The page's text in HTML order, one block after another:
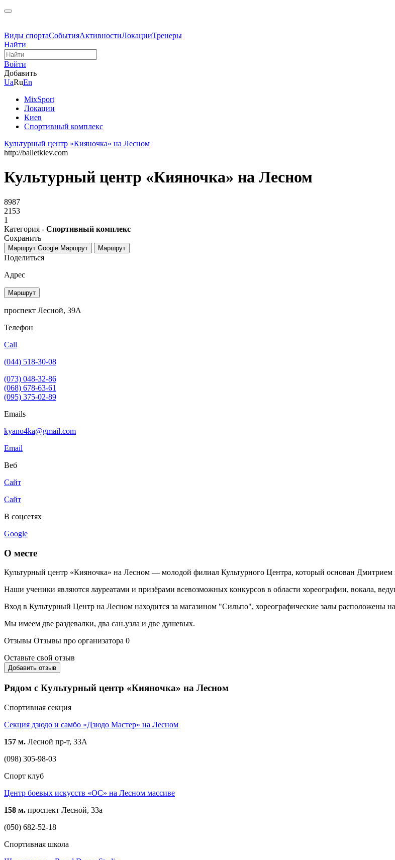
Виды спортаСобытияАктивностиЛокацииТренеры
Найти
Войти
Добавить
UaRuEn
MixSport
Локации
Киев
Спортивный комплекс
Культурный центр «Кияночка» на Лесном
http://balletkiev.com
Культурный центр «Кияночка» на Лесном
8987
2153
1
Категория - Спортивный комплекс
Сохранить
Маршрут Google Маршрут Маршрут
Поделиться
Адрес
Маршрут
проспект Лесной, 39А
Телефон
Call
(044) 518-30-08
(073) 048-32-86
(068) 678-63-61
(095) 375-02-89
Emails
kyano4ka@gmail.com
Email
Веб
Сайт
Сайт
В соцсетях
Google
О месте
Культурный центр «Кияночка» на Лесном — молодой филиал Культурного Центра, который основан Дмитрием
Наши ученики являются лауреатами и призёрами всевозможных конкурсов в области хореографии, вокала,
Вход в Культурный Центр на Лесном находится за магазином "Сильпо", хореографические залы расположены
Мы имеем две раздевалки, два сан.узла и две душевых.
Отзывы Отзывы про организатора 0
Оставьте свой отзыв
Добавить отзыв
Рядом с Культурный центр «Кияночка» на Лесном
Спортивная секция
Секция дзюдо и самбо «Дзюдо Мастер» на Лесном
157 м. Лесной пр-т, 33А
(098) 305-98-03
Спорт клуб
Центр боевых искусств «ОС» на Лесном массиве
158 м. проспект Лесной, 33а
(050) 682-52-18
Спортивная школа